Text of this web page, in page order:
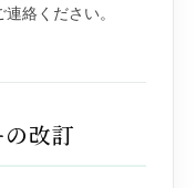
絡ください。
改訂